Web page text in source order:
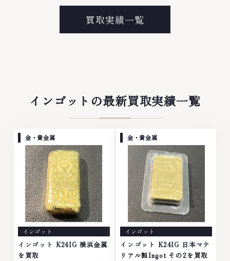
ら、お任せくださいなかでも金・
プラチナ等のアクセサリー・貴金
属・宝石・ダイヤモンド・ジュエ
リーや ブランド品・時計等は特
ており、他店ではお値段の付かな
かったお品物でも、一点一点丁寧
959-764営業時間: 10:00～
19:00定休日: 年中無休
ブランド衣類 お酒買取りのこと
なら、お任せくださいなかでも
金・プラチナ等のアクセサリー・
貴金属・宝石・ダイヤモンド・ジ
計、多くのお品物の高価買取りを
実現しており、他店ではお値段の
軽にご連絡ください。TEL:
0120-959-764営業時間: 10:00
～19:00定休日: 年中無休
買取実績一覧
インゴットの最新買取実績一覧
金・貴金属
インゴット
インゴット K24IG 横浜金属
を買取
金・貴金属
インゴット
インゴット K24IG 日本マテ
リアル製Ingot その2を買取